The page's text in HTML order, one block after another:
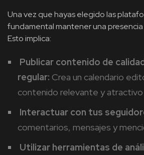
Una vez que hayas elegido las
fundamental mantener una
Esto implica:
Publicar contenido de
regular: Crea un calendario
contenido relevante y atractivo
Interactuar con tus
comentarios, mensajes y
Utilizar herramientas de